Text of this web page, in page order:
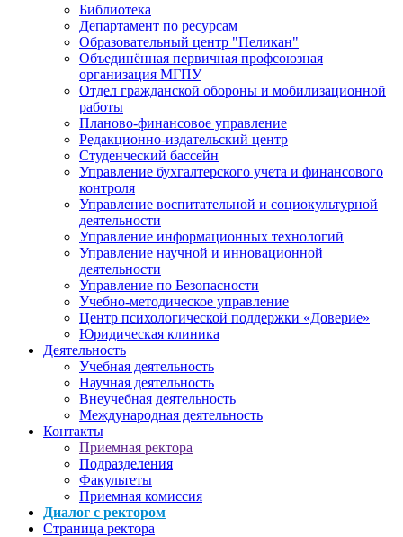
Библиотека
Департамент по ресурсам
Образовательный центр "Пеликан"
Объединённая первичная профсоюзная
организация МГПУ
Отдел гражданской обороны и мобилизационной
работы
Планово-финансовое управление
Редакционно-издательский центр
Студенческий бассейн
Управление бухгалтерского учета и финансового
контроля
Управление воспитательной и социокультурной
деятельности
Управление информационных технологий
Управление научной и инновационной
деятельности
Управление по Безопасности
Учебно-методическое управление
Центр психологической поддержки «Доверие»
Юридическая клиника
Деятельность
Учебная деятельность
Научная деятельность
Внеучебная деятельность
Международная деятельность
Контакты
Приемная ректора
Подразделения
Факультеты
Приемная комиссия
Диалог с ректором
Страница ректора